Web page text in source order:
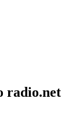
radio.net